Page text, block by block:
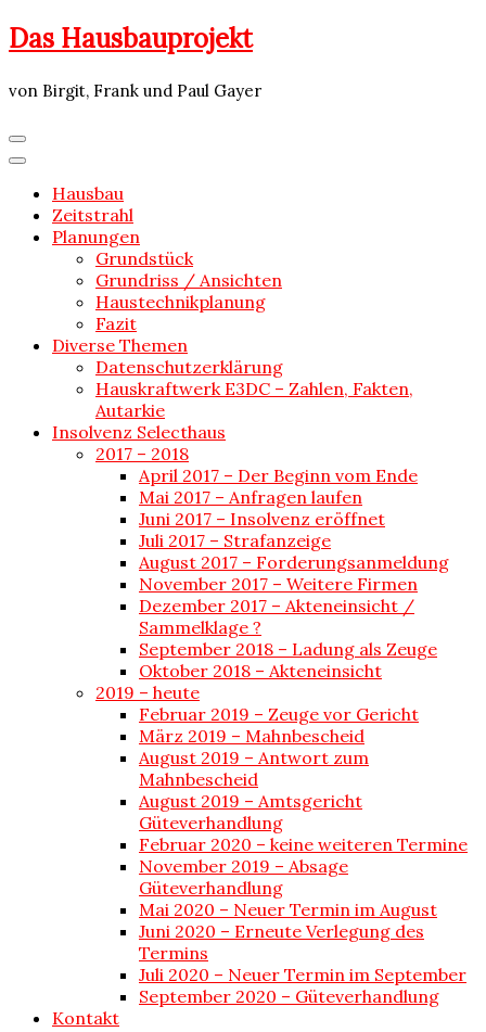
Skip
to
Das Hausbauprojekt
von Birgit, Frank und Paul Gayer
Hausbau
Zeitstrahl
Planungen
Grundstück
Grundriss / Ansichten
Haustechnikplanung
Fazit
Diverse Themen
Datenschutzerklärung
Hauskraftwerk E3DC – Zahlen, Fakten,
Autarkie
Insolvenz Selecthaus
2017 – 2018
April 2017 – Der Beginn vom Ende
Mai 2017 – Anfragen laufen
Juni 2017 – Insolvenz eröffnet
Juli 2017 – Strafanzeige
August 2017 – Forderungsanmeldung
November 2017 – Weitere Firmen
Dezember 2017 – Akteneinsicht /
Sammelklage ?
September 2018 – Ladung als Zeuge
Oktober 2018 – Akteneinsicht
2019 – heute
Februar 2019 – Zeuge vor Gericht
März 2019 – Mahnbescheid
August 2019 – Antwort zum
Mahnbescheid
August 2019 – Amtsgericht
Güteverhandlung
Februar 2020 – keine weiteren Termine
November 2019 – Absage
Güteverhandlung
Mai 2020 – Neuer Termin im August
Juni 2020 – Erneute Verlegung des
Termins
Juli 2020 – Neuer Termin im September
September 2020 – Güteverhandlung
Kontakt